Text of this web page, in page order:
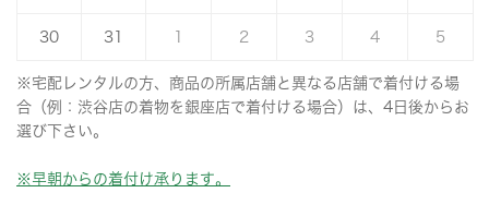
30 31 2 3 4 5
※宅配レンタルの方、商品の所属店舗と異なる店舗で着付ける場
合（例：渋谷店の着物を銀座店で着付ける場合）は、4日後からお
選び下さい。
※早朝からの着付け承ります。